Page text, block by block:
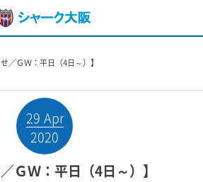
せ／ＧＷ：平日（4日～）】
29 Apr
2020
ＧＷ：平日（4日～）】